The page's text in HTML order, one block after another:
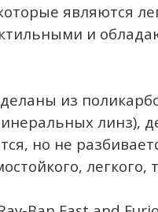
являются
и
из
линз),
но не
легкого,